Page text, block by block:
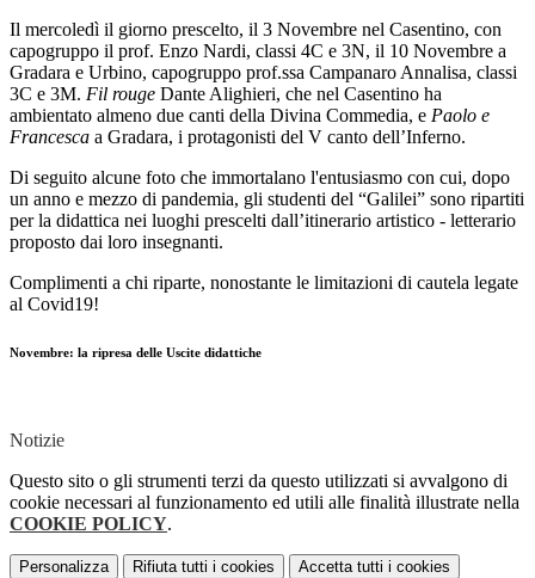
Il mercoledì il giorno prescelto, il 3 Novembre nel Casentino, con
capogruppo il prof. Enzo Nardi, classi 4C e 3N, il 10 Novembre a
Gradara e Urbino, capogruppo prof.ssa Campanaro Annalisa, classi
3C e 3M. Fil rouge Dante Alighieri, che nel Casentino ha
ambientato almeno due canti della Divina Commedia, e Paolo e
Francesca a Gradara, i protagonisti del V canto dell’Inferno.
Di seguito alcune foto che immortalano l'entusiasmo con cui, dopo
un anno e mezzo di pandemia, gli studenti del “Galilei” sono ripartiti
per la didattica nei luoghi prescelti dall’itinerario artistico - letterario
proposto dai loro insegnanti.
Complimenti a chi riparte, nonostante le limitazioni di cautela legate
al Covid19!
Novembre: la ripresa delle Uscite didattiche
Notizie
Questo sito o gli strumenti terzi da questo utilizzati si avvalgono di
cookie necessari al funzionamento ed utili alle finalità illustrate nella
COOKIE POLICY.
Personalizza Rifiuta tutti i cookies Accetta tutti i cookies